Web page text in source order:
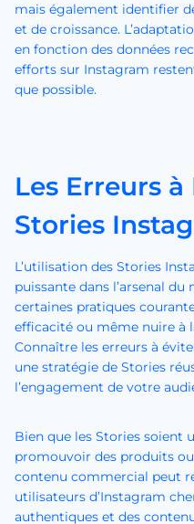
mais également identifier
et de croissance.
en fonction des données
efforts sur Instagram
que possible.
Les Erreurs
Stories
L’utilisation des Stories
puissante dans l’arsenal
certaines pratiques
efficacité ou même nuire à
Connaître les erreurs à
une stratégie de Stories
l’engagement de votre
Bien que les Stories soient
promouvoir des produits ou
contenu commercial peut
utilisateurs d’Instagram
authentiques et des